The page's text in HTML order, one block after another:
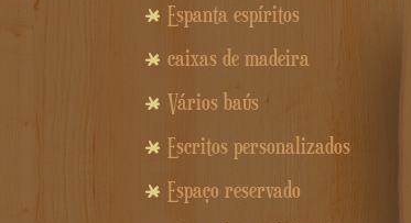
Espanta espíritos
caixas de madeira
Vários baús
Escritos personalizados
Espaço reservado